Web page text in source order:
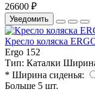
26600 ₽
Уведомить
Кресло коляска
Ergo 152
Тип: Каталки
* Ширина сиденья:
Больше 5 шт.